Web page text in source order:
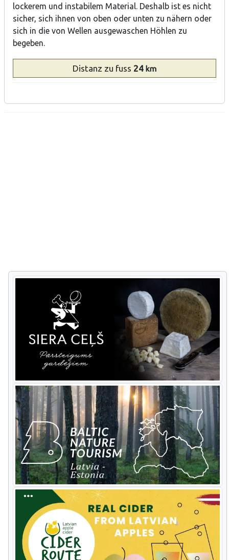
lockerem und instabilem Material. Deshalb ist es nicht
sicher, sich ihnen von oben oder unten zu nähern oder
sich in die von Wellen ausgewaschen Höhlen zu
begeben.
Distanz zu fuss 24 km